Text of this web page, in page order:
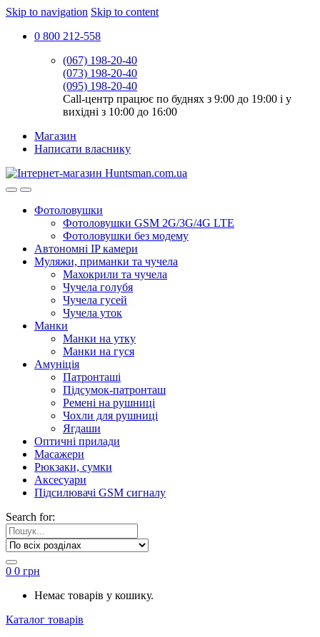
Skip to navigation Skip to content
0 800 212-558
(067) 198-20-40
(073) 198-20-40
(095) 198-20-40
Call-центр працює по буднях з 9:00 до 19:00 і у
вихідні з 10:00 до 16:00
Магазин
Написати власнику
Фотоловушки
Фотоловушки GSM 2G/3G/4G LTE
Фотоловушки без модему
Автономні IP камери
Муляжи, приманки та чучела
Махокрили та чучела
Чучела голубя
Чучела гусей
Чучела уток
Манки
Манки на утку
Манки на гуся
Амуніція
Патронташі
Підсумок-патронташ
Ремені на рушниці
Чохли для рушниці
Ягдаши
Оптичні прилади
Масажери
Рюкзаки, сумки
Аксесуари
Підсилювачі GSM сигналу
Search for:
0 0 грн
Немає товарів у кошику.
Каталог товарів